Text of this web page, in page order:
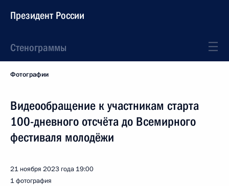
Президент России
Стенограммы
Фотографии
Видеообращение к участникам старта
100-дневного отсчёта до Всемирного
фестиваля молодёжи
21 ноября 2023 года 19:00
1 фотография